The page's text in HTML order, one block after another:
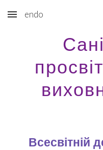
Skip to main content
endo
Всесвітній